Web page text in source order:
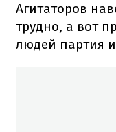
Агитаторов
трудно, а вот
людей партия